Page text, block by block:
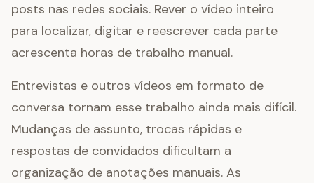
posts nas redes sociais. Rever o vídeo inteiro
para localizar, digitar e reescrever cada parte
acrescenta horas de trabalho manual.
Entrevistas e outros vídeos em formato de
conversa tornam esse trabalho ainda mais difícil.
Mudanças de assunto, trocas rápidas e
respostas de convidados dificultam a
organização de anotações manuais. As